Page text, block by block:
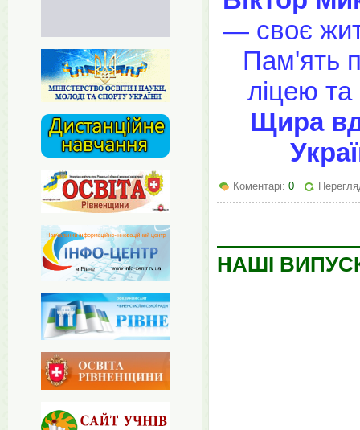
— своє
Пам'ять
ліцею та
Щира
Коментарі: 0
НАШІ